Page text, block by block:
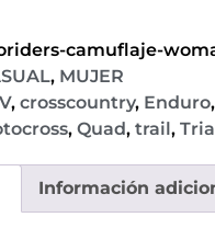
camuflaje-
, MUJER
, crosscountry, Enduro,
, Quad, trail,
Información